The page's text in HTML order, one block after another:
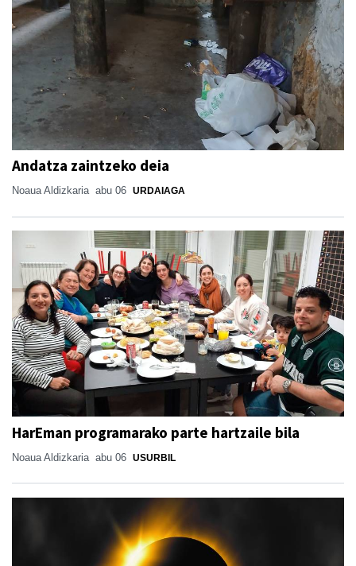
Andatza zaintzeko deia
Noaua Aldizkaria abu 06 URDAIAGA
HarEman programarako parte hartzaile bila
Noaua Aldizkaria abu 06 USURBIL